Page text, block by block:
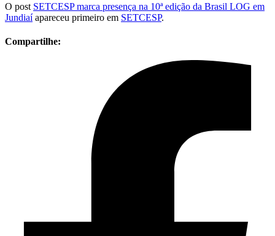
O post SETCESP marca presença na 10ª edição da Brasil LOG em
Jundiaíapareceu primeiro em SETCESP.
Compartilhe: